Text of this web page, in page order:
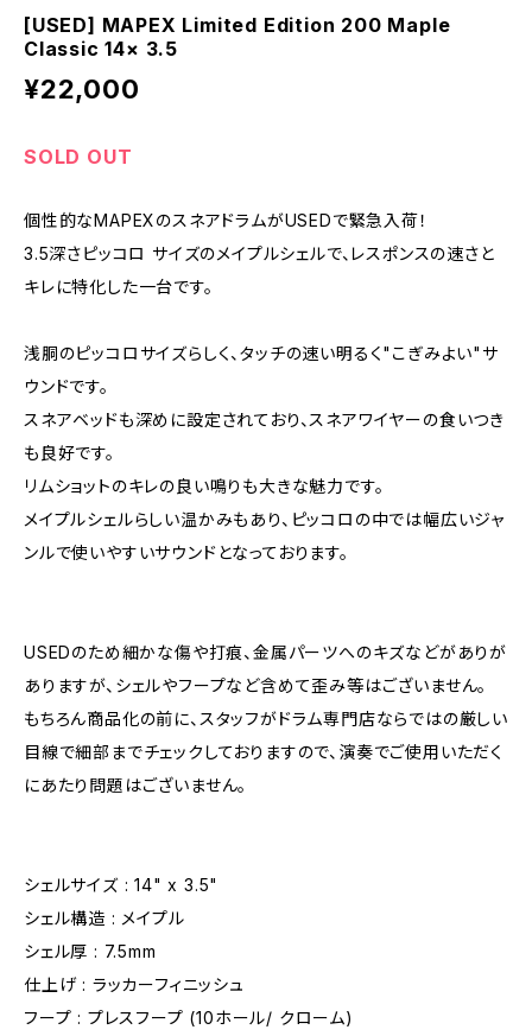
[USED] MAPEX Limited Edition 200 Maple
Classic 14× 3.5
¥22,000
SOLD OUT
個性的なMAPEXのスネアドラムがUSEDで緊急入荷！
3.5深さピッコロ サイズのメイプルシェルで、レスポンスの速さと
キレに特化した一台です。
浅胴のピッコロサイズらしく、タッチの速い明るく"こぎみよい"サ
ウンドです。
スネアベッドも深めに設定されており、スネアワイヤーの食いつき
も良好です。
リムショットのキレの良い鳴りも大きな魅力です。
メイプルシェルらしい温かみもあり、ピッコロの中では幅広いジャ
ンルで使いやすいサウンドとなっております。
USEDのため細かな傷や打痕、金属パーツへのキズなどがありが
ありますが、シェルやフープなど含めて歪み等はございません。
もちろん商品化の前に、スタッフがドラム専門店ならではの厳しい
目線で細部までチェックしておりますので、演奏でご使用いただく
にあたり問題はございません。
シェルサイズ : 14" x 3.5"
シェル構造 : メイプル
シェル厚 : 7.5mm
仕上げ : ラッカーフィニッシュ
フープ : プレスフープ (10ホール/ クローム)